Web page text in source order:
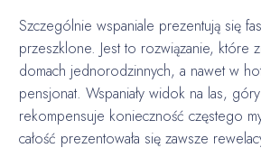
Szczególnie wspaniale prezentują się
przeszklone. Jest to rozwiązanie, które
domach jednorodzinnych, a nawet w
pensjonat. Wspaniały widok na las,
rekompensuje konieczność częstego
całość prezentowała się zawsze